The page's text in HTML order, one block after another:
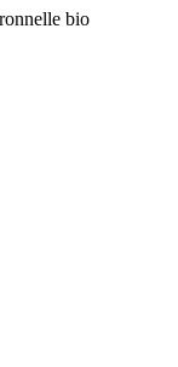
bio